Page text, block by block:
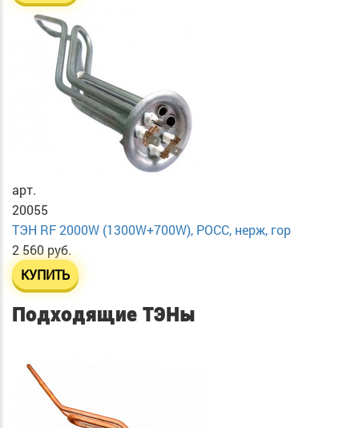
арт.
20055
ТЭН RF 2000W (1300W+700W), РОСС, нерж, гор
2 560 руб.
КУПИТЬ
Подходящие ТЭНы